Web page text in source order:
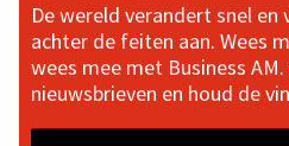
De wereld verandert snel
achter de feiten aan. Wees
wees mee met Business
nieuwsbrieven en houd de